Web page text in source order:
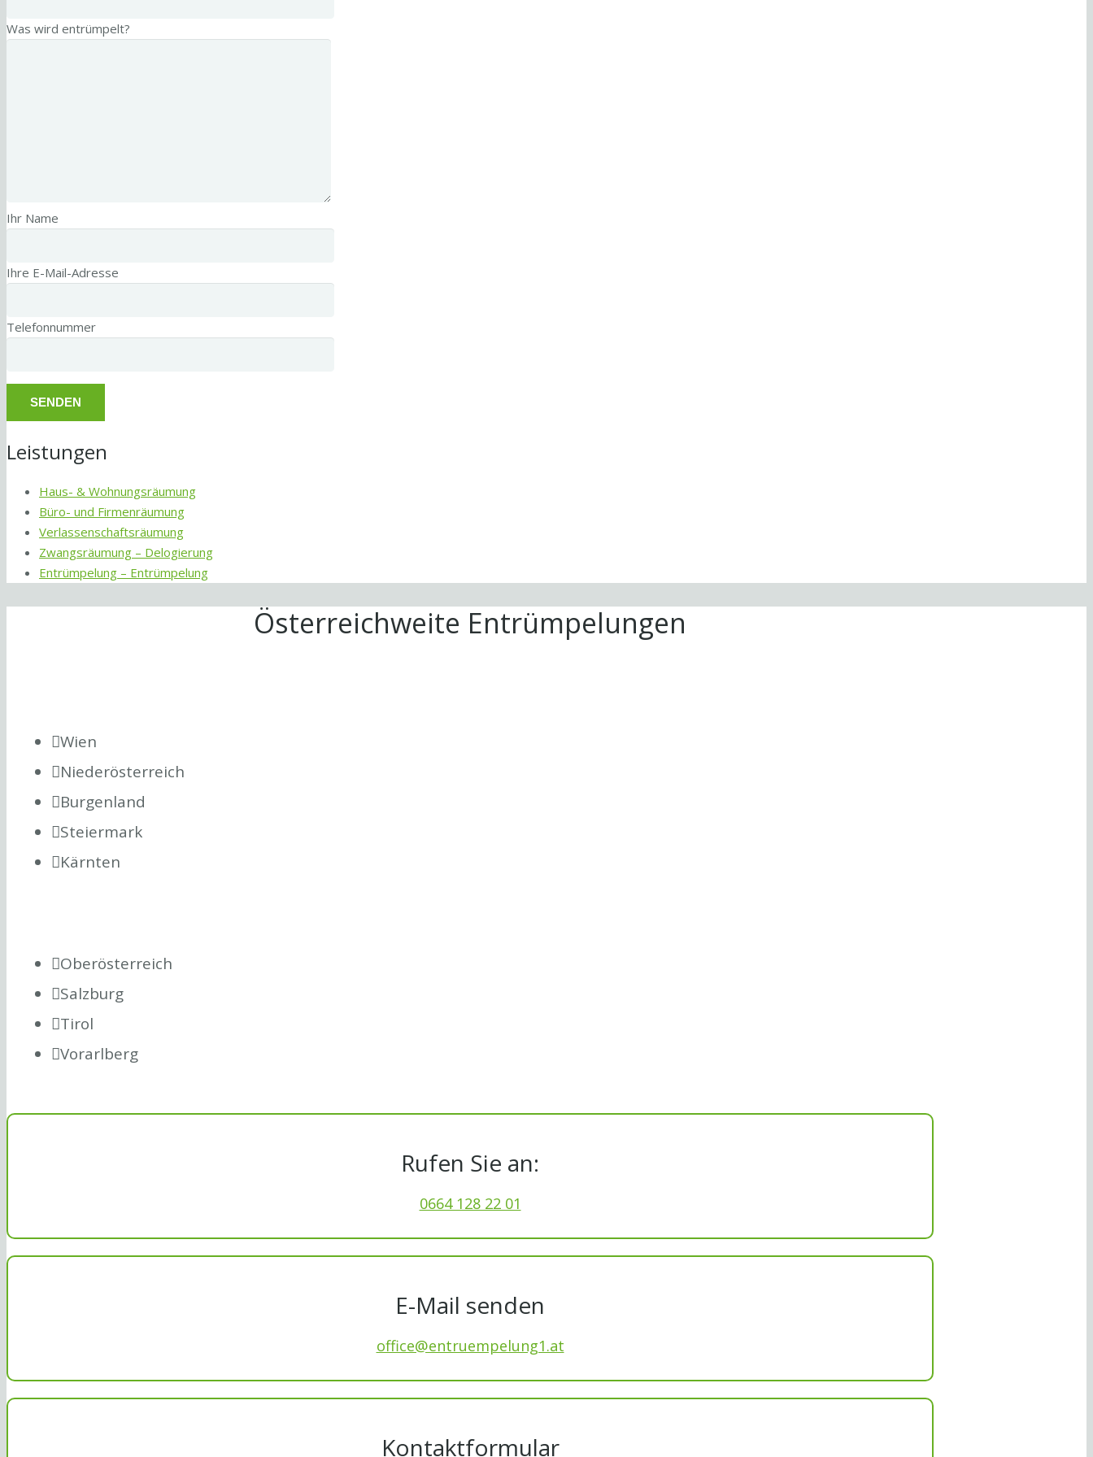
Was wird entrümpelt?
Ihr Name
Ihre E-Mail-Adresse
Telefonnummer
Leistungen
Haus- & Wohnungsräumung
Büro- und Firmenräumung
Verlassenschaftsräumung
Zwangsräumung – Delogierung
Entrümpelung – Entrümpelung
Österreichweite Entrümpelungen
Wien
Niederösterreich
Burgenland
Steiermark
Kärnten
Oberösterreich
Salzburg
Tirol
Vorarlberg
Rufen Sie an:
0664 128 22 01
E-Mail senden
office@entruempelung1.at
Kontaktformular